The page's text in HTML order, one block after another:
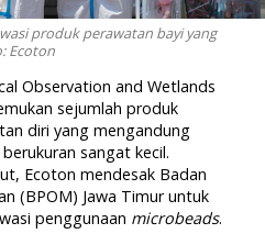
produk perawatan bayi yang
Ecoton
Observation and Wetlands
sejumlah produk
diri yang mengandung
sangat kecil.
Ecoton mendesak Badan
(BPOM) Jawa Timur untuk
penggunaan microbeads.